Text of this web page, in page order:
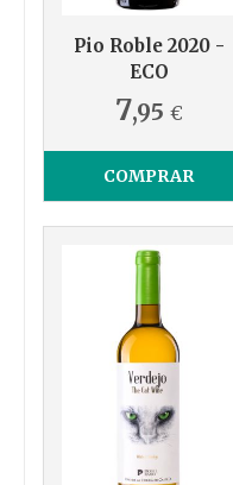
Pio Roble 2020 -
ECO
7,95 €
COMPRAR